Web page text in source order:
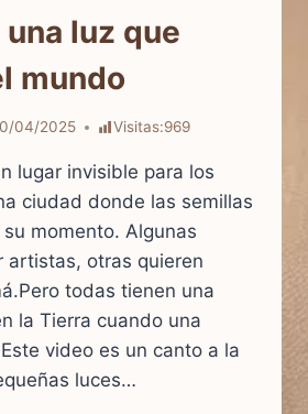
luz que
mundo
04/2025 Visitas:969
lugar invisible para los
ciudad donde las semillas
momento. Algunas
artistas, otras quieren
todas tienen una
la Tierra cuando una
video es un canto a la
luces…